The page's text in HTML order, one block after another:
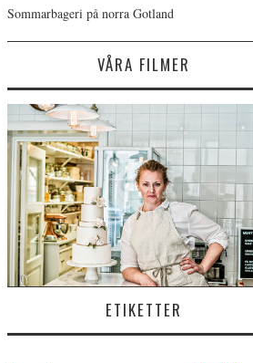
Sommarbageri på norra Gotland
VÅRA FILMER
ETIKETTER